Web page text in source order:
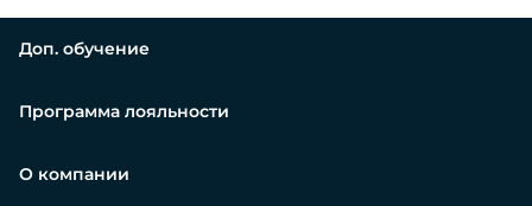
Доп. обучение
Программа лояльности
О компании